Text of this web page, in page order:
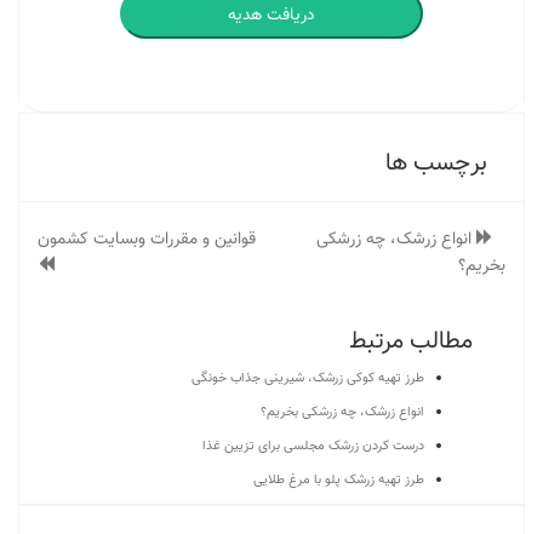
دریافت هدیه
برچسب ها
قوانین و مقررات وبسایت کشمون
انواع زرشک، چه زرشکی
بخریم؟
مطالب مرتبط
طرز تهیه کوکی زرشک، شیرینی جذاب خونگی
انواع زرشک، چه زرشکی بخریم؟
درست کردن زرشک مجلسی برای تزیین غذا
طرز تهیه زرشک پلو با مرغ طلایی